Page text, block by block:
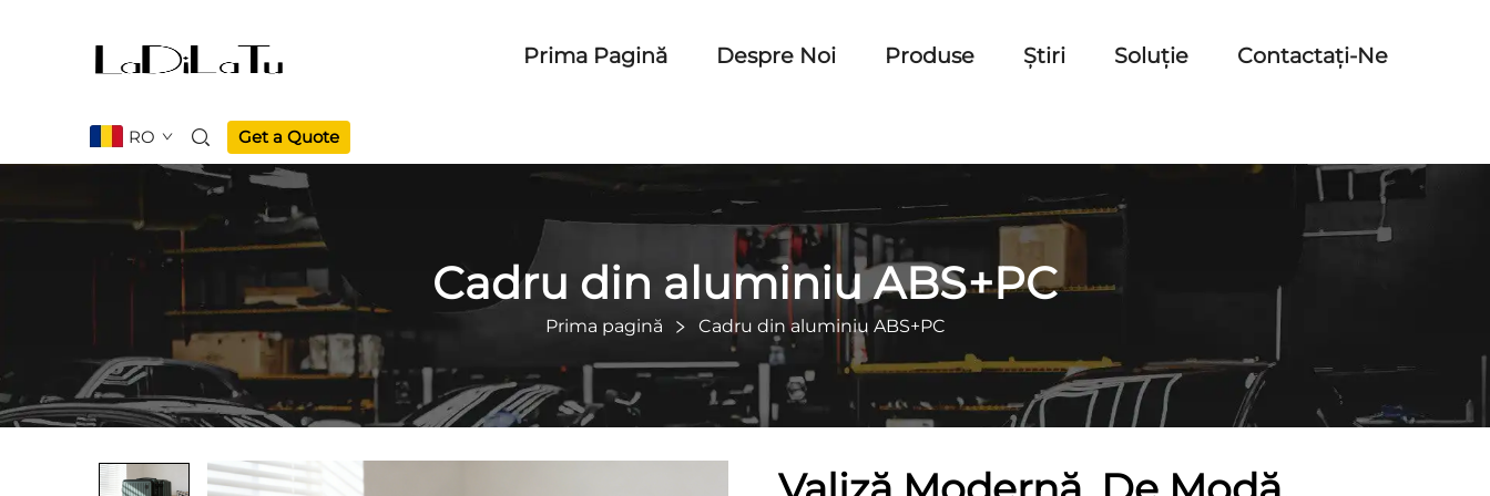
Prima Pagină Despre Noi Produse Știri Soluție Contactați-Ne
RO Get a Quote
Cadru din aluminiu ABS+PC
Prima pagină Cadru din aluminiu ABS+PC